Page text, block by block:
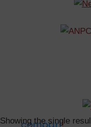
Showing the single